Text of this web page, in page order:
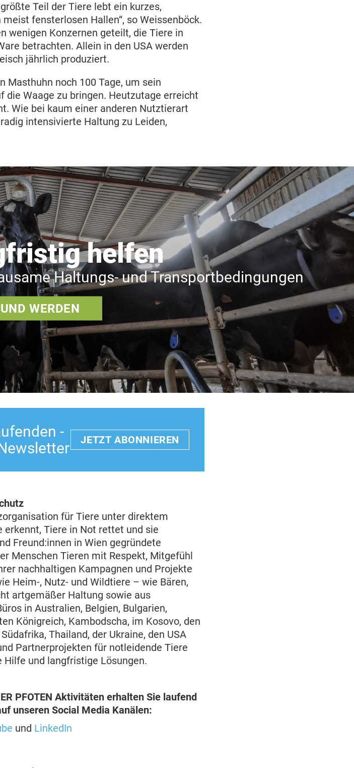
größte Teil der Tiere lebt ein kurzes,
fensterlosen Hallen“, so Weissenböck.
wenigen Konzernen geteilt, die Tiere in
betrachten. Allein in den USA werden
jährlich produziert.
Masthuhn noch 100 Tage, um sein
die Waage zu bringen. Heutzutage erreicht
Wie bei kaum einer anderen Nutztierart
intensivierte Haltung zu Leiden,
helfen
Haltungs- und Transportbedingungen
WERDEN
-
JETZT ABONNIEREN
für Tiere unter direktem
Tiere in Not rettet und sie
Freund:innen in Wien gegründete
Menschen Tieren mit Respekt, Mitgefühl
nachhaltigen Kampagnen und Projekte
Heim-, Nutz- und Wildtiere – wie Bären,
artgemäßer Haltung sowie aus
in Australien, Belgien, Bulgarien,
Königreich, Kambodscha, im Kosovo, den
Thailand, der Ukraine, den USA
Partnerprojekten für notleidende Tiere
Hilfe und langfristige Lösungen.
PFOTEN Aktivitäten erhalten Sie laufend
unseren Social Media Kanälen:
und LinkedIn